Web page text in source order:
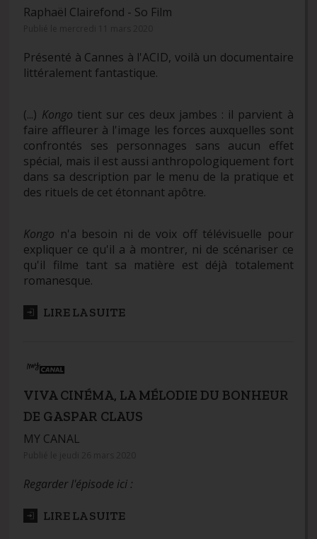
Raphaël Clairefond - So Film
Présenté à Cannes à l'ACID, voilà un documentaire
littéralement fantastique.
(...) Kongo tient sur ces deux jambes : il parvient à
faire affleurer à l'image les forces auxquelles sont
confrontés ses personnages sans aucun effet
spécial, mais il est aussi anthropologiquement fort
dans sa description par le menu de la pratique et
des rituels de cet étonnant apôtre.
Kongo n'a besoin ni de voix off télévisuelle pour
expliquer ce qu'il a à montrer, ni de scénariser ce
qu'il filme tant sa matière est déjà totalement
romanesque.
LIRE LA SUITE
VIVA CINÉMA, LA MÉLODIE DU BONHEUR
DE GASPAR CLAUS
MY CANAL
Regarder l'épisode ici :
LIRE LA SUITE